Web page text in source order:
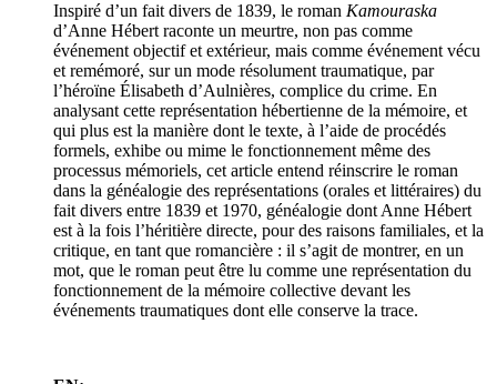
Inspiré d’un fait divers de 1839, le roman Kamouraska
d’Anne Hébert raconte un meurtre, non pas comme
événement objectif et extérieur, mais comme événement vécu
et remémoré, sur un mode résolument traumatique, par
l’héroïne Élisabeth d’Aulnières, complice du crime. En
analysant cette représentation hébertienne de la mémoire, et
qui plus est la manière dont le texte, à l’aide de procédés
formels, exhibe ou mime le fonctionnement même des
processus mémoriels, cet article entend réinscrire le roman
dans la généalogie des représentations (orales et littéraires) du
fait divers entre 1839 et 1970, généalogie dont Anne Hébert
est à la fois l’héritière directe, pour des raisons familiales, et la
critique, en tant que romancière : il s’agit de montrer, en un
mot, que le roman peut être lu comme une représentation du
fonctionnement de la mémoire collective devant les
événements traumatiques dont elle conserve la trace.